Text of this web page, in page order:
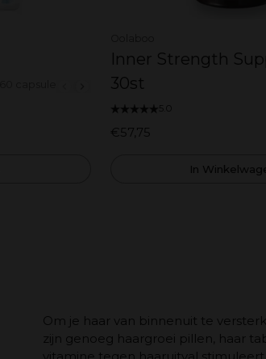
Inner Strength
30st
5.0
€57,75
In
Om je haar van binnenuit te
zijn genoeg haargroei pillen, haar